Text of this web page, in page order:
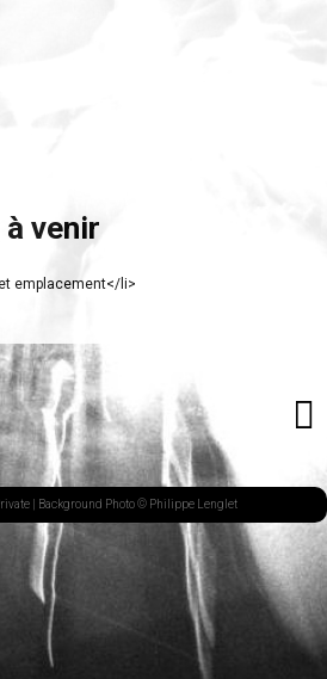
venir
emplacement</li>
| Background Photo © Philippe Lenglet